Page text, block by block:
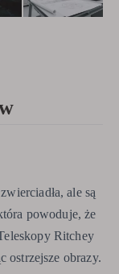
ale są
powoduje, że
Ritchey
ostrzejsze obrazy.